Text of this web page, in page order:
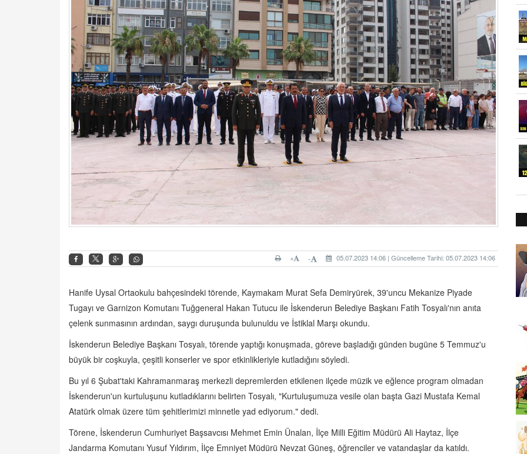
05.07.2023 14:06 | Güncelleme Tarihi: 05.07.2023 14:06
-
+
Hanife Uysal Ortaokulu bahçesindeki törende, Kaymakam Murat Sefa Demiryürek, 39'uncu Mekanize Piyade
Tugayı ve Garnizon Komutanı Tuğgeneral Hakan Tutucu ile İskenderun Belediye Başkanı Fatih Tosyalı'nın anıta
çelenk sunmasının ardından, saygı duruşunda bulunuldu ve İstiklal Marşı okundu.
İskenderun Belediye Başkanı Tosyalı, törende yaptığı konuşmada, göreve başladığı günden bugüne 5 Temmuz'u
büyük bir coşkuyla, çeşitli konserler ve spor etkinlikleriyle kutladığını söyledi.
Bu yıl 6 Şubat'taki Kahramanmaraş merkezli depremlerden etkilenen ilçede müzik ve eğlence program olmadan
İskenderun'un kurtuluşunu kutladıklarını belirten Tosyalı, "Kurtuluşumuza vesile olan başta Gazi Mustafa Kemal
Atatürk olmak üzere tüm şehitlerimizi minnetle yad ediyorum." dedi.
Törene, İskenderun Cumhuriyet Başsavcısı Mehmet Emin Ünalan, İlçe Milli Eğitim Müdürü Ali Haytaz, İlçe
Jandarma Komutanı Yusuf Yıldırım, İlçe Emniyet Müdürü Nevzat Güneş, öğrenciler ve vatandaşlar da katıldı.